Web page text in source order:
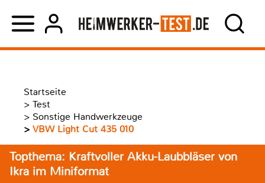
Startseite
> Test
> Sonstige Handwerkzeuge
> VBW Light Cut 435 010
Topthema: Kraftvoller Akku-Laubbläser von
Ikra im Miniformat